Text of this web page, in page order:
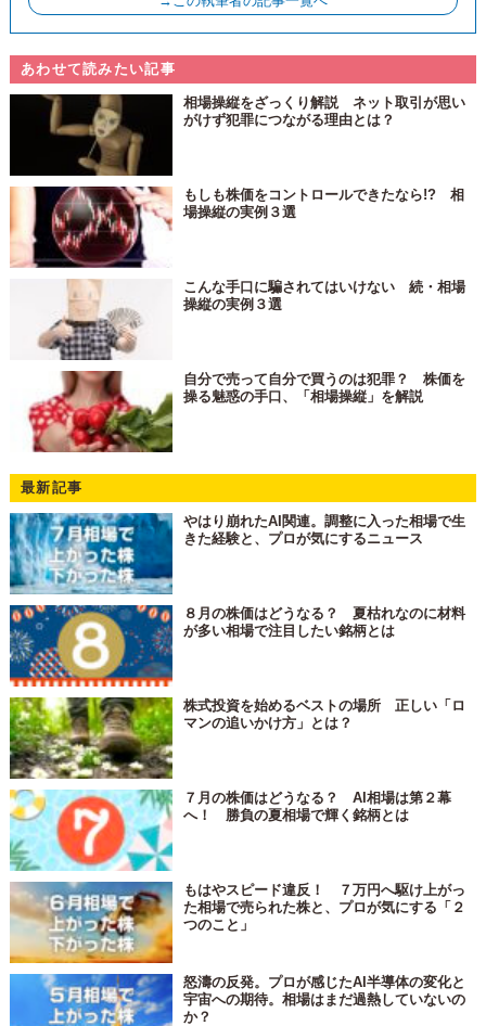
あわせて読みたい記事
相場操縦をざっくり解説 ネット取引が思い
がけず犯罪につながる理由とは？
もしも株価をコントロールできたなら!? 相
場操縦の実例３選
こんな手口に騙されてはいけない 続・相場
操縦の実例３選
自分で売って自分で買うのは犯罪？ 株価を
操る魅惑の手口、「相場操縦」を解説
最新記事
やはり崩れたAI関連。調整に入った相場で生
きた経験と、プロが気にするニュース
８月の株価はどうなる？ 夏枯れなのに材料
が多い相場で注目したい銘柄とは
株式投資を始めるベストの場所 正しい「ロ
マンの追いかけ方」とは？
７月の株価はどうなる？ AI相場は第２幕
へ！ 勝負の夏相場で輝く銘柄とは
もはやスピード違反！ ７万円へ駆け上がっ
た相場で売られた株と、プロが気にする「２
つのこと」
怒濤の反発。プロが感じたAI半導体の変化と
宇宙への期待。相場はまだ過熱していないの
か？